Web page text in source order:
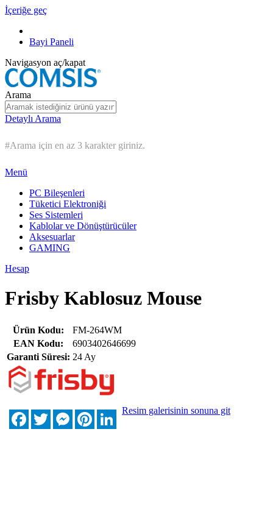
İçeriğe geç
Bayi Paneli
Navigasyon aç/kapat
Arama
Detaylı Arama
#Arama için en az 3 karakter giriniz.
Menü
PC Bileşenleri
Tüketici Elektroniği
Ses Sistemleri
Kablolar ve Dönüştürücüler
Aksesuarlar
GAMING
Hesap
Frisby Kablosuz Mouse
Ürün Kodu:
FM-264WM
EAN Kodu:
6903402646699
Garanti Süresi: 24 Ay
FacebookTwitterMessengerPinterestLinkedIn
Resim galerisinin sonuna git